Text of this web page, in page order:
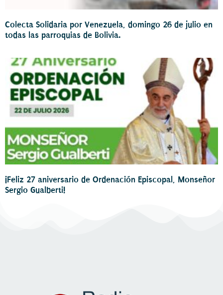
Colecta Solidaria por Venezuela, domingo 26 de julio en
todas las parroquias de Bolivia.
¡Feliz 27 aniversario de Ordenación Episcopal, Monseñor
Sergio Gualberti!